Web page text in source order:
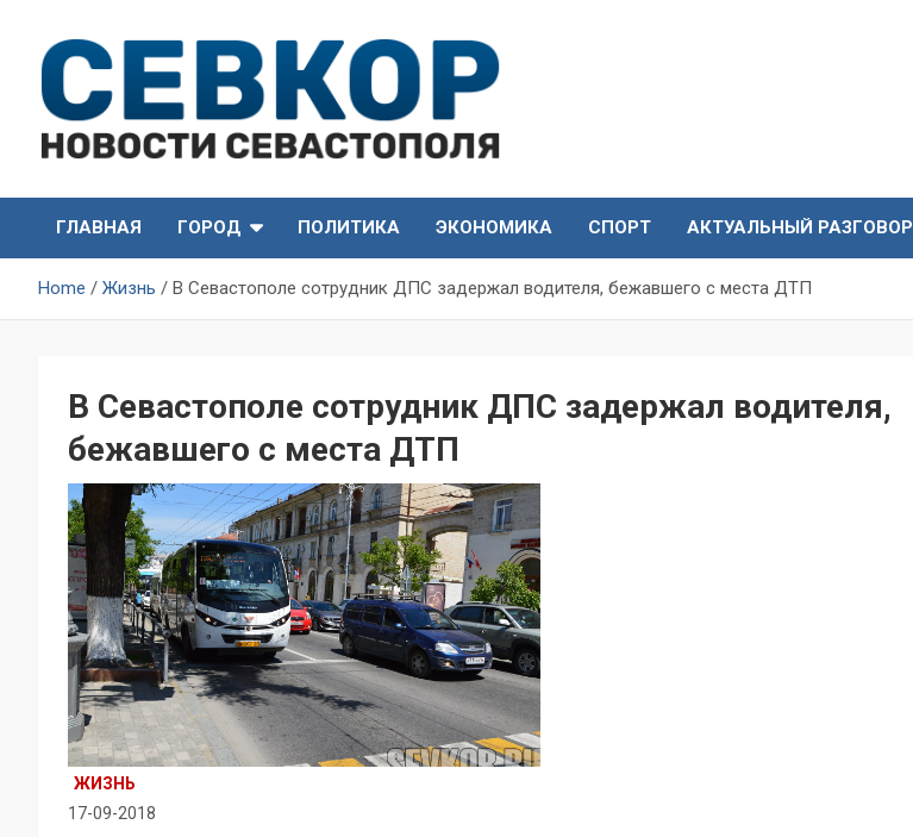
content
СевКор — Новости
Севастополя
Севастополя
ГЛАВНАЯ
ГОРОД ПОЛИТИКА ЭКОНОМИКА СПОРТ АКТУАЛЬНЫЙ РАЗГОВОР
Home Жизнь В Севастополе сотрудник ДПС задержал водителя, бежавшего с места ДТП
В Севастополе сотрудник ДПС задержал водителя,
бежавшего с места ДТП
ЖИЗНЬ
17-09-2018